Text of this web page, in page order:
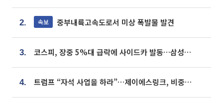
2. 속보 중부내륙고속도로서 미상 폭발물 발견
3. 코스피, 장중 5%대 급락에 사이드카 발동…삼성·SK 동반 폭락
4. 트럼프 “자석 사업을 하라”…제이에스링크, 비중국 영구자석 공급망 구축 속도